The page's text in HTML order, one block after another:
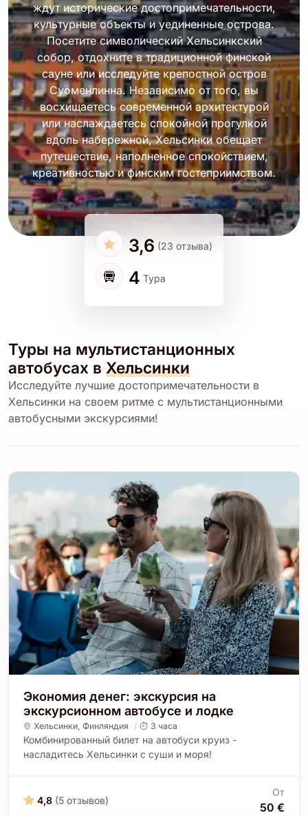
ждут исторические достопримечательности,
культурные объекты и уединенные острова.
Посетите символический Хельсинкский
собор, отдохните в традиционной финской
сауне или исследуйте крепостной остров
Суоменлинна. Независимо от того, вы
восхищаетесь современной архитектурой
или наслаждаетесь спокойной прогулкой
вдоль набережной, Хельсинки обещает
путешествие, наполненное спокойствием,
креативностью и финским гостеприимством.
3,6 (23 отзыва)
4 Тура
Туры на мультистанционных
автобусах в Хельсинки
Исследуйте лучшие достопримечательности в
Хельсинки на своем ритме с мультистанционными
автобусными экскурсиями!
Экономия денег: экскурсия на
экскурсионном автобусе и лодке
Хельсинки, Финляндия 3 часа
Комбинированный билет на автобуси круиз -
насладитесь Хельсинки с суши и моря!
4,8 (5 отзывов)
От
50 €